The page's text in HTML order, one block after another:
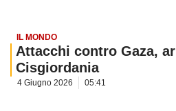
IL MONDO
Attacchi contro Gaza,
Cisgiordania
4 Giugno 2026 05:41